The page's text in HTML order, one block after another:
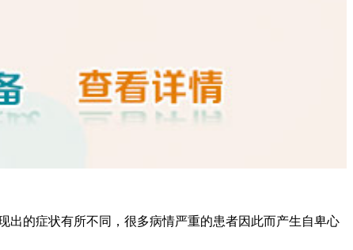
出的症状有所不同，很多病情严重的患者因此而产生自卑心